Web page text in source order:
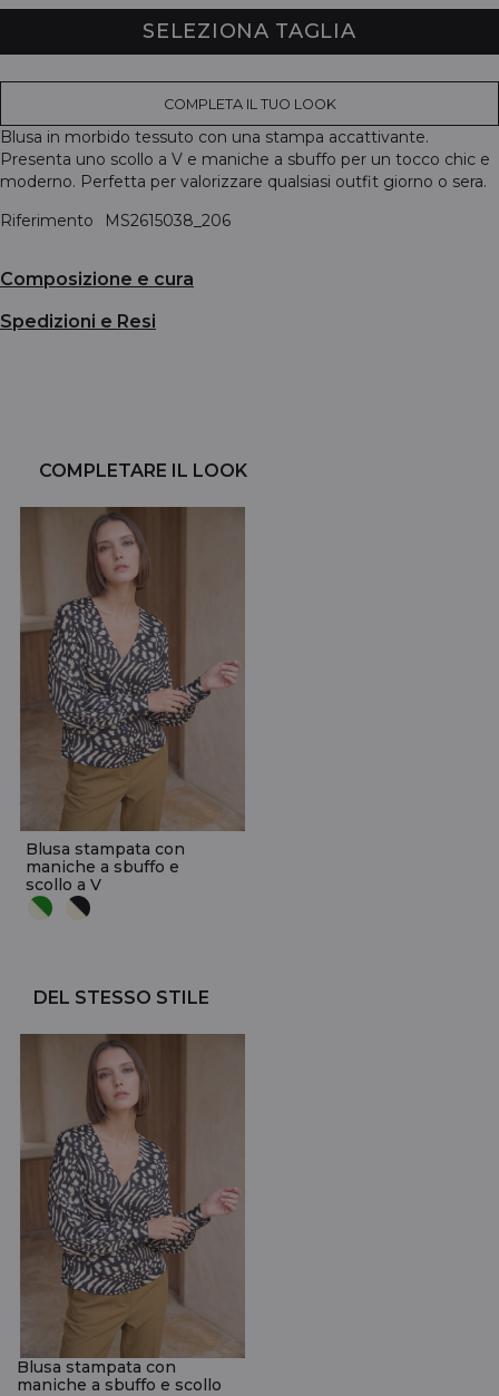
SELEZIONA TAGLIA
COMPLETA IL TUO LOOK
Blusa in morbido tessuto con una stampa accattivante.
Presenta uno scollo a V e maniche a sbuffo per un tocco chic e
moderno. Perfetta per valorizzare qualsiasi outfit giorno o sera.
Riferimento
MS2615038_206
Composizione e cura
Spedizioni e Resi
COMPLETARE IL LOOK
Blusa stampata con
maniche a sbuffo e
scollo a V
DEL STESSO STILE
Blusa stampata con
maniche a sbuffo e scollo